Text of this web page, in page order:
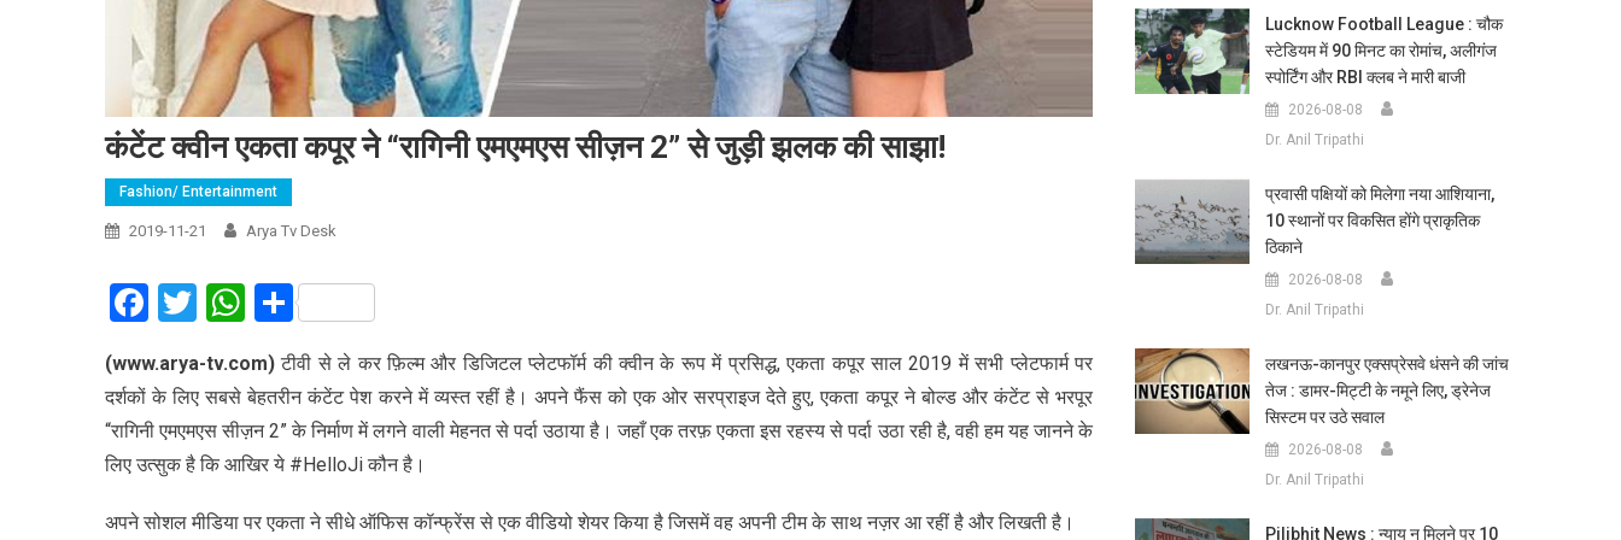
कंटेंट क्वीन एकता कपूर ने “रागिनी एमएमएस सीज़न 2” से जुड़ी झलक की साझा!
Fashion/ Entertainment
2019-11-21 Arya Tv Desk
Facebook
TwitterWhatsApp
Share
(www.arya-tv.com) टीवी से ले कर फ़िल्म और डिजिटल प्लेटफॉर्म की क्वीन के रूप में प्रसिद्ध, एकता कपूर साल 2019 में सभी प्लेटफार्म पर
दर्शकों के लिए सबसे बेहतरीन कंटेंट पेश करने में व्यस्त रहीं है। अपने फैंस को एक ओर सरप्राइज देते हुए, एकता कपूर ने बोल्ड और कंटेंट से भरपूर
“रागिनी एमएमएस सीज़न 2” के निर्माण में लगने वाली मेहनत से पर्दा उठाया है। जहाँ एक तरफ़ एकता इस रहस्य से पर्दा उठा रही है, वही हम यह जानने के
लिए उत्सुक है कि आखिर ये #HelloJi कौन है।
अपने सोशल मीडिया पर एकता ने सीधे ऑफिस कॉन्फ्रेंस से एक वीडियो शेयर किया है जिसमें वह अपनी टीम के साथ नज़र आ रहीं है और लिखती है।
Lucknow Football League : चौक
स्टेडियम में 90 मिनट का रोमांच, अलीगंज
स्पोर्टिंग और RBI क्लब ने मारी बाजी
2026-08-08
Dr. Anil Tripathi
प्रवासी पक्षियों को मिलेगा नया आशियाना,
10 स्थानों पर विकसित होंगे प्राकृतिक
ठिकाने
2026-08-08
Dr. Anil Tripathi
लखनऊ-कानपुर एक्सप्रेसवे धंसने की जांच
तेज : डामर-मिट्टी के नमूने लिए, ड्रेनेज
सिस्टम पर उठे सवाल
2026-08-08
Dr. Anil Tripathi
Pilibhit News : न्याय न मिलने पर 10